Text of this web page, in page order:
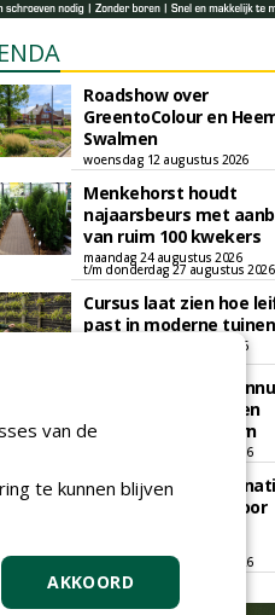
Roadshow over
GreentoColour en
Swalmen
woensdag 12 augustus 2026
Menkehorst houdt
najaarsbeurs met
van ruim 100 kwekers
maandag 24 augustus 2026
t/m donderdag 27 augustus 2026
Cursus laat zien hoe
past in moderne tuinen
woensdag 26 augustus 2026
Vakdag 'All About
zet eenjarige planten
centraal in Appeltern
donderdag 27 augustus 2026
GaLaBau 2026:
ontmoetingsplek voor
t/m vrijdag 18 september 2026
van de
te kunnen blijven
AKKOORD